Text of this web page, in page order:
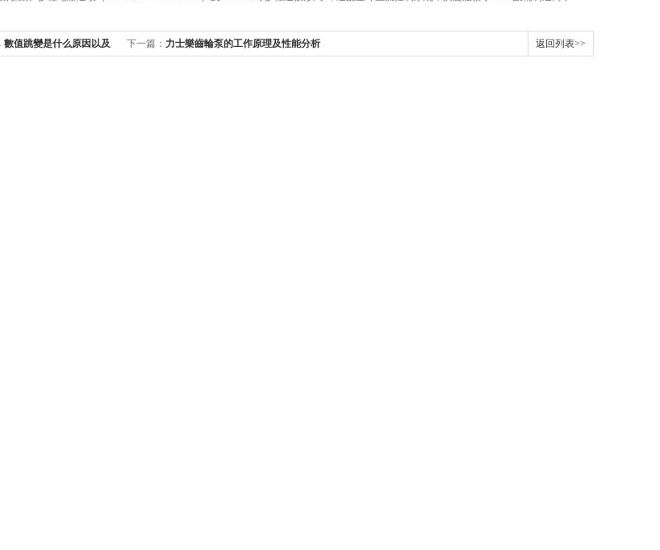
數值跳變是什么原因以及 下一篇： 力士樂齒輪泵的工作原理及性能分析 返回列表>>